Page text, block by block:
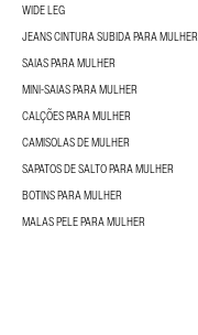
WIDE LEG
JEANS CINTURA SUBIDA PARA MULHER
SAIAS PARA MULHER
MINI-SAIAS PARA MULHER
CALÇÕES PARA MULHER
CAMISOLAS DE MULHER
SAPATOS DE SALTO PARA MULHER
BOTINS PARA MULHER
MALAS PELE PARA MULHER